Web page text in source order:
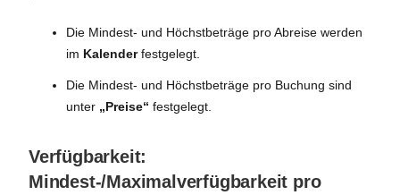
Die Mindest- und Höchstbeträge pro Abreise werden
im Kalenderfestgelegt.
Die Mindest- und Höchstbeträge pro Buchung sind
unter „Preise“ festgelegt.
Verfügbarkeit:
Mindest-/Maximalverfügbarkeit pro